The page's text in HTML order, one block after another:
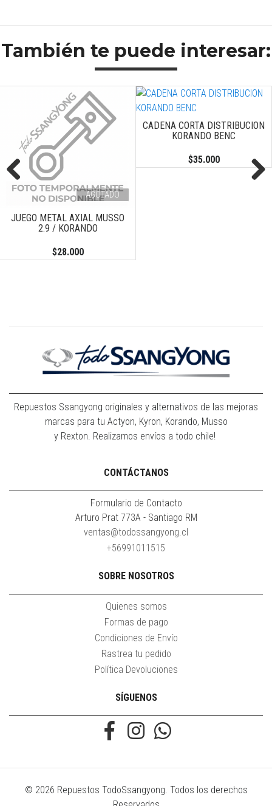
También te puede interesar:
AGOTADO
JUEGO METAL AXIAL MUSSO
2.9 / KORANDO
$28.000
CADENA CORTA DISTRIBUCION
KORANDO BENC
$35.000
Previous
Repuestos Ssangyong originales y alternativos de las mejoras
marcas para tu Actyon, Kyron, Korando, Musso
y Rexton. Realizamos envíos a todo chile!
CONTÁCTANOS
Formulario de Contacto
Arturo Prat 773A - Santiago RM
ventas@todossangyong.cl
+56991011515
SOBRE NOSOTROS
Quienes somos
Formas de pago
Condiciones de Envío
Rastrea tu pedido
Política Devoluciones
SÍGUENOS
© 2026 Repuestos TodoSsangyong. Todos los derechos